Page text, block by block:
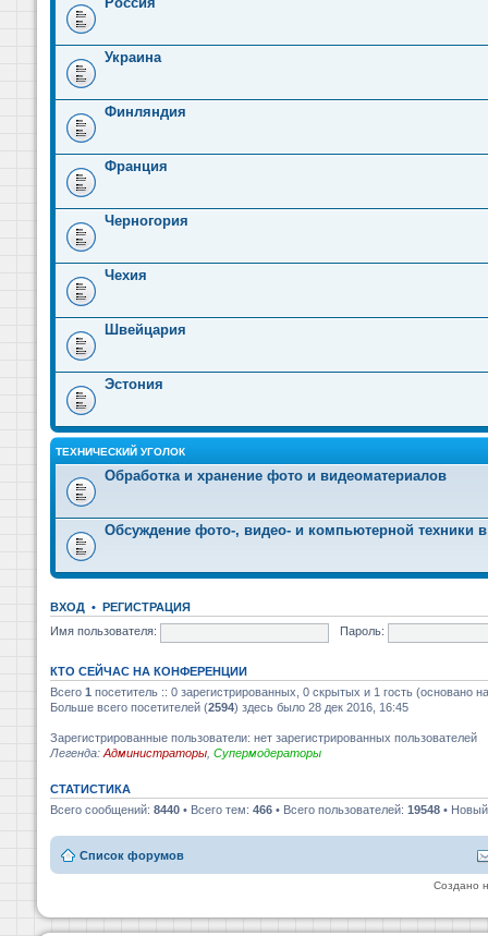
Украина
Финляндия
Франция
Черногория
Чехия
Швейцария
Эстония
ТЕХНИЧЕСКИЙ УГОЛОК
Обработка и хранение фото и видеоматериалов
Обсуждение фото-, видео- и компьютерной техники в
ВХОД • РЕГИСТРАЦИЯ
Имя пользователя:
Пароль:
КТО СЕЙЧАС НА КОНФЕРЕНЦИИ
Всего 1 посетитель :: 0 зарегистрированных, 0 скрытых и 1 гость (основано
Больше всего посетителей (2594) здесь было 28 дек 2016, 16:45
Зарегистрированные пользователи: нет зарегистрированных пользователей
Легенда: Администраторы Супермодераторы
СТАТИСТИКА
Всего сообщений: 8440 • Всего тем: 466 • Всего пользователей: 19548 •
Список форумов
Создано